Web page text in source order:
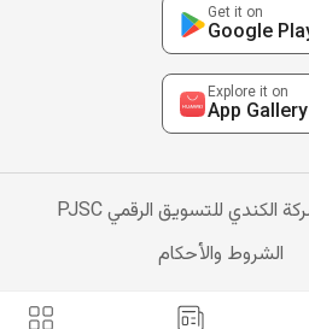
Get it on
Google
Explore it on
App Gallery
الشروط والأحكام